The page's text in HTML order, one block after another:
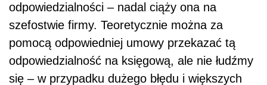
odpowiedzialności – nadal ciąży ona na
szefostwie firmy. Teoretycznie można za
pomocą odpowiedniej umowy przekazać tą
odpowiedzialność na księgową, ale nie łudźmy
się – w przypadku dużego błędu i większych